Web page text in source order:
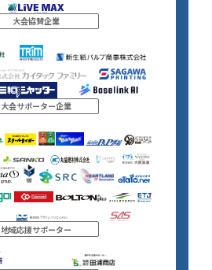
大会協賛企業
大会サポーター企業
地域応援サポーター